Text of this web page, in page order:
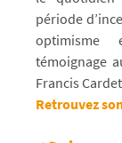
période
optimisme
témoignage
Francis
Retrouvez